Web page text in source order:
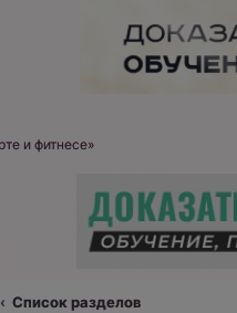
и фитнесе»
Список разделов